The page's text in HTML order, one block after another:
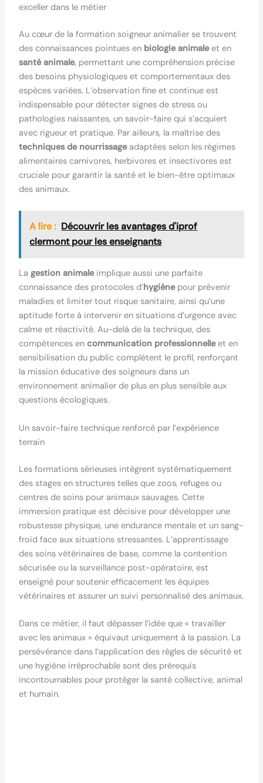
exceller dans le métier
Au cœur de la formation soigneur animalier se trouvent
des connaissances pointues en biologie animaleet en
santé animale, permettant une compréhension précise
des besoins physiologiques et comportementaux des
espèces variées. L’observation fine et continue est
indispensable pour détecter signes de stress ou
pathologies naissantes, un savoir-faire qui s’acquiert
avec rigueur et pratique. Par ailleurs, la maîtrise des
techniques de nourrissageadaptées selon les régimes
alimentaires carnivores, herbivores et insectivores est
cruciale pour garantir la santé et le bien-être optimaux
des animaux.
A lire : Découvrir les avantages d'iprof
clermont pour les enseignants
La gestion animaleimplique aussi une parfaite
connaissance des protocoles d’hygiènepour prévenir
maladies et limiter tout risque sanitaire, ainsi qu’une
aptitude forte à intervenir en situations d’urgence avec
calme et réactivité. Au-delà de la technique, des
compétences en communication professionnelleet en
sensibilisation du public complètent le profil, renforçant
la mission éducative des soigneurs dans un
environnement animalier de plus en plus sensible aux
questions écologiques.
Un savoir-faire technique renforcé par l’expérience
terrain
Les formations sérieuses intègrent systématiquement
des stages en structures telles que zoos, refuges ou
centres de soins pour animaux sauvages. Cette
immersion pratique est décisive pour développer une
robustesse physique, une endurance mentale et un sang-
froid face aux situations stressantes. L’apprentissage
des soins vétérinaires de base, comme la contention
sécurisée ou la surveillance post-opératoire, est
enseigné pour soutenir efficacement les équipes
vétérinaires et assurer un suivi personnalisé des animaux.
Dans ce métier, il faut dépasser l’idée que « travailler
avec les animaux » équivaut uniquement à la passion. La
persévérance dans l’application des règles de sécurité et
une hygiène irréprochable sont des prérequis
incontournables pour protéger la santé collective, animal
et humain.